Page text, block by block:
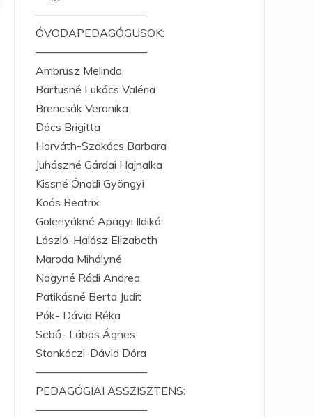
——————————
ÓVODAPEDAGÓGUSOK:
——————————
Ambrusz Melinda
Bartusné Lukács Valéria
Brencsák Veronika
Dócs Brigitta
Horváth-Szakács Barbara
Juhászné Gárdai Hajnalka
Kissné Ónodi Gyöngyi
Koós Beatrix
Golenyákné Apagyi Ildikó
László-Halász Elizabeth
Maroda Mihályné
Nagyné Rádi Andrea
Patikásné Berta Judit
Pók- Dávid Réka
Sebő- Lábas Ágnes
Stankóczi-Dávid Dóra
——————————
PEDAGÓGIAI ASSZISZTENS:
——————————